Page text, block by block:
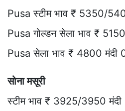
Pusa स्टीम भाव ₹ 5350/
Pusa गोल्डन सेला भाव ₹
Pusa सेला भाव ₹ 4800 मंदी
सोना मसूरी
स्टीम भाव ₹ 3925/3950 मंदी